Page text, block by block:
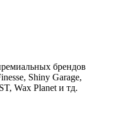
брендов
Shiny Garage,
Wax Planet и тд.